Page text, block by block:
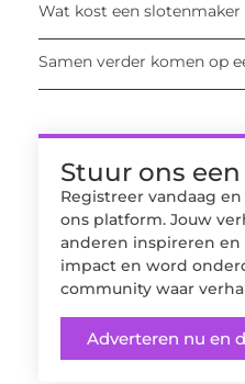
Wat kost een slotenmaker
Samen verder komen op
Stuur ons
Registreer vandaag
ons platform. Jouw
anderen inspireren en
impact en word
community waar
Adverteren nu en